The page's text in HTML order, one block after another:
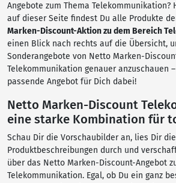
Angebote zum Thema Telekommunikation?
auf dieser Seite findest Du alle Produkte
Marken-Discount-Aktion zu dem Bereich
einen Blick nach rechts auf die Übersicht,
Sonderangebote von Netto Marken-
Telekommunikation genauer anzuschauen
passende Angebot für Dich dabei!
Netto Marken-Discount
eine starke Kombination für
Schau Dir die Vorschaubilder an, lies Dir die
Produktbeschreibungen durch und
über das Netto Marken-Discount-Angebot
Telekommunikation. Egal, ob Du ein ganz